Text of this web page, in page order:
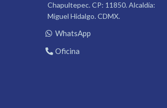
Chapultepec. CP: 11850. Alcaldía:
Miguel Hidalgo. CDMX.
WhatsApp
Oficina